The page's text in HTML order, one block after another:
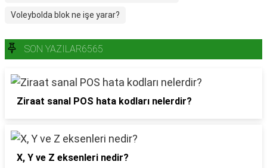
Voleybolda blok ne işe yarar?
SON YAZILAR6565
Ziraat sanal POS hata kodları nelerdir?
X, Y ve Z eksenleri nedir?